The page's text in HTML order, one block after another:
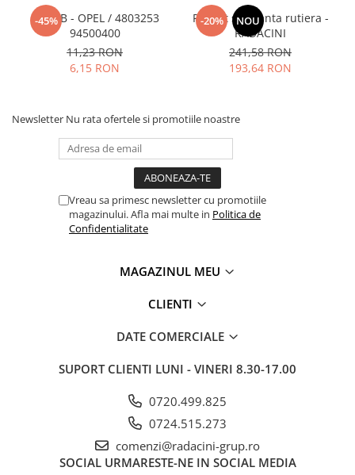
-45%
SURUB - OPEL / 4803253
94500400
11,23 RON
6,15 RON
-20% NOU
Pachet siguranta rutiera -
RADACINI
241,58 RON
193,64 RON
Newsletter Nu rata ofertele si promotiile noastre
Vreau sa primesc newsletter cu promotiile
magazinului. Afla mai multe in Politica de
Confidentialitate
MAGAZINUL MEU
CLIENTI
DATE COMERCIALE
SUPORT CLIENTI LUNI - VINERI 8.30-17.00
0720.499.825
0724.515.273
comenzi@radacini-grup.ro
SOCIAL URMARESTE-NE IN SOCIAL MEDIA